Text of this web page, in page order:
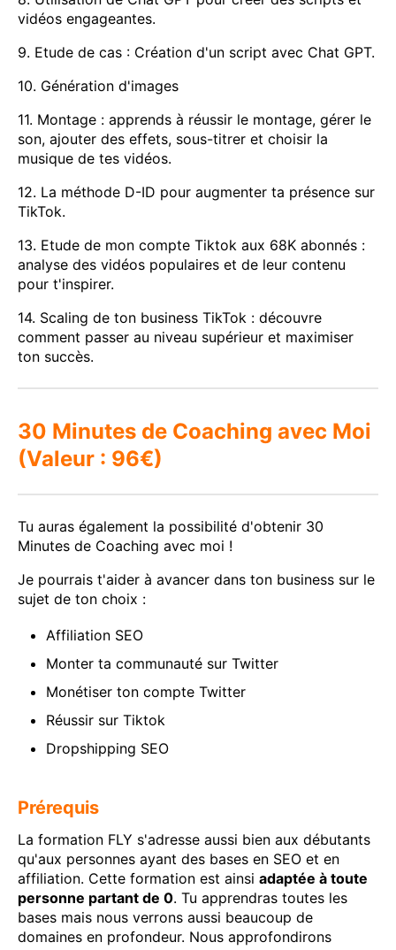
vidéos engageantes.
9. Etude de cas : Création d'un script avec Chat GPT.
10. Génération d'images
11. Montage : apprends à réussir le montage, gérer le
son, ajouter des effets, sous-titrer et choisir la
musique de tes vidéos.
12. La méthode D-ID pour augmenter ta présence sur
TikTok.
13. Etude de mon compte Tiktok aux 68K abonnés :
analyse des vidéos populaires et de leur contenu
pour t'inspirer.
14. Scaling de ton business TikTok : découvre
comment passer au niveau supérieur et maximiser
ton succès.
30 Minutes de Coaching avec Moi
(Valeur : 96€)
Tu auras également la possibilité d'obtenir 30
Minutes de Coaching avec moi !
Je pourrais t'aider à avancer dans ton business sur le
sujet de ton choix :
Affiliation SEO
Monter ta communauté sur Twitter
Monétiser ton compte Twitter
Réussir sur Tiktok
Dropshipping SEO
Prérequis
La formation FLY s'adresse aussi bien aux débutants
qu'aux personnes ayant des bases en SEO et en
affiliation. Cette formation est ainsi adaptée à toute
personne partant de 0. Tu apprendras toutes les
bases mais nous verrons aussi beaucoup de
domaines en profondeur. Nous approfondirons